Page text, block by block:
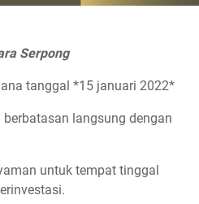
Serpong
tanggal *15 januari 2022*
langsung dengan
untuk tempat tinggal